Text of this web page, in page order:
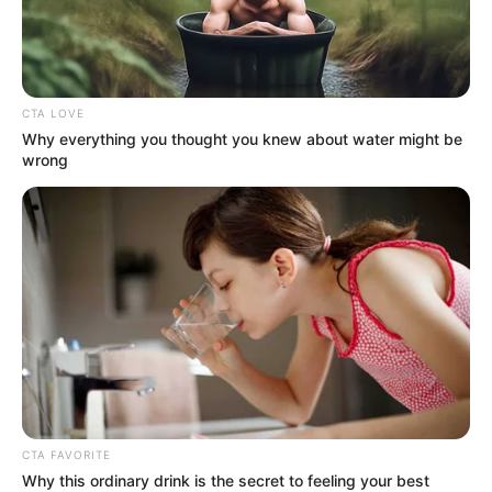
azért is jó, mert így nem a külföldi befektetőket
hizlalják, hanem a magyar családoknak fizetnek
kamatot, amit aztán arra költhetnek, amire csak
akarnak. – Így kezdődik egy fantasztikus év – zárta
mondandóját Orbán Viktor.
CTA LOVE
Why everything you thought you knew about water might be
wrong
CTA FAVORITE
Why this ordinary drink is the secret to feeling your best